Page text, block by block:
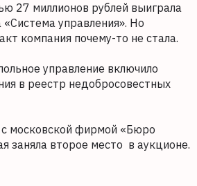
27 миллионов рублей выиграла
управления». Но
компания почему-то не стала.
управление включило
в реестр недобросовестных
московской фирмой «Бюро
заняла второе место в аукционе.